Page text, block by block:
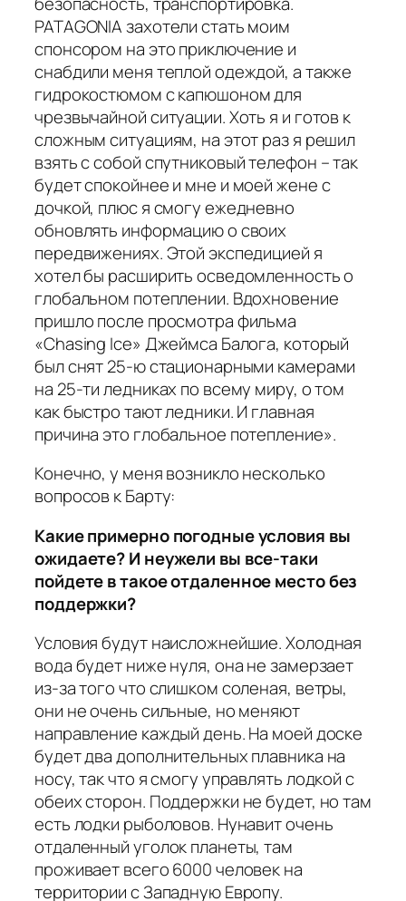
PATAGONIA захотели стать моим
спонсором на это приключение и
снабдили меня теплой одеждой, а также
гидрокостюмом с капюшоном для
чрезвычайной ситуации. Хоть я и готов к
сложным ситуациям, на этот раз я решил
взять с собой спутниковый телефон – так
будет спокойнее и мне и моей жене с
дочкой, плюс я смогу ежедневно
обновлять информацию о своих
передвижениях. Этой экспедицией я
хотел бы расширить осведомленность о
глобальном потеплении. Вдохновение
пришло после просмотра фильма
«Chasing Ice» Джеймса Балога, который
был снят 25-ю стационарными камерами
на 25-ти ледниках по всему миру, о том
как быстро тают ледники. И главная
причина это глобальное потепление».
Конечно, у меня возникло несколько
вопросов к Барту:
Какие примерно погодные условия вы
ожидаете? И неужели вы все-таки
пойдете в такое отдаленное место без
поддержки?
Условия будут наисложнейшие. Холодная
вода будет ниже нуля, она не замерзает
из-за того что слишком соленая, ветры,
они не очень сильные, но меняют
направление каждый день. На моей доске
будет два дополнительных плавника на
носу, так что я смогу управлять лодкой с
обеих сторон. Поддержки не будет, но там
есть лодки рыболовов. Нунавит очень
отдаленный уголок планеты, там
проживает всего 6000 человек на
территории с Западную Европу.